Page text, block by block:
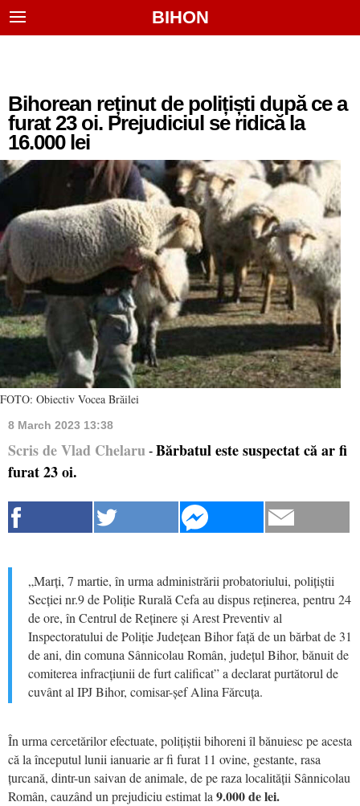
BIHON
Bihorean reținut de polițiști după ce a
furat 23 oi. Prejudiciul se ridică la
16.000 lei
FOTO: Obiectiv Vocea Brăilei
8 March 2023 13:38
Scris de Vlad Chelaru - Bărbatul este suspectat că ar fi
furat 23 oi.
„Marți, 7 martie, în urma administrării probatoriului, polițiștii
Secției nr.9 de Poliție Rurală Cefa au dispus reținerea, pentru 24
de ore, în Centrul de Reținere și Arest Preventiv al
Inspectoratului de Poliție Județean Bihor față de un bărbat de 31
de ani, din comuna Sânnicolau Român, județul Bihor, bănuit de
comiterea infracțiunii de furt calificat” a declarat purtătorul de
cuvânt al IPJ Bihor, comisar-șef Alina Fărcuța.
În urma cercetărilor efectuate, polițiștii bihoreni îl bănuiesc pe acesta
că la începutul lunii ianuarie ar fi furat 11 ovine, gestante, rasa
țurcană, dintr-un saivan de animale, de pe raza localității Sânnicolau
Român, cauzând un prejudiciu estimat la 9.000 de lei.